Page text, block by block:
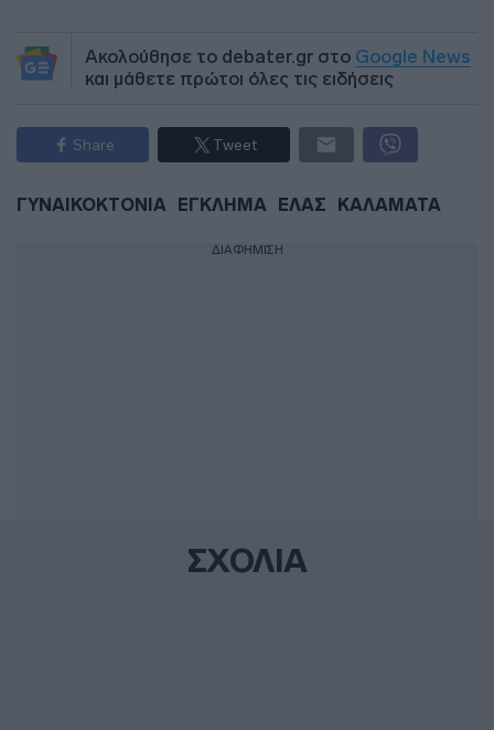
Ακολούθησε το debater.gr στο Google News
και μάθετε πρώτοι όλες τις ειδήσεις
Share Tweet
ΓΥΝΑΙΚΟΚΤΟΝΙΑ ΕΓΚΛΗΜΑ ΕΛΑΣ ΚΑΛΑΜΑΤΑ
ΔΙΑΦΗΜΙΣΗ
ΣΧΟΛΙΑ